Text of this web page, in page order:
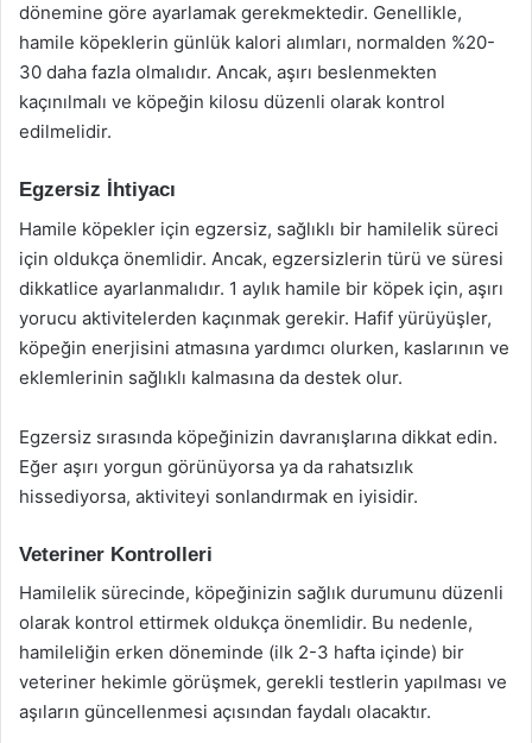
dönemine göre ayarlamak gerekmektedir. Genellikle,
hamile köpeklerin günlük kalori alımları, normalden %20-
30 daha fazla olmalıdır. Ancak, aşırı beslenmekten
kaçınılmalı ve köpeğin kilosu düzenli olarak kontrol
edilmelidir.
Egzersiz İhtiyacı
Hamile köpekler için egzersiz, sağlıklı bir hamilelik süreci
için oldukça önemlidir. Ancak, egzersizlerin türü ve süresi
dikkatlice ayarlanmalıdır. 1 aylık hamile bir köpek için, aşırı
yorucu aktivitelerden kaçınmak gerekir. Hafif yürüyüşler,
köpeğin enerjisini atmasına yardımcı olurken, kaslarının ve
eklemlerinin sağlıklı kalmasına da destek olur.
Egzersiz sırasında köpeğinizin davranışlarına dikkat edin.
Eğer aşırı yorgun görünüyorsa ya da rahatsızlık
hissediyorsa, aktiviteyi sonlandırmak en iyisidir.
Veteriner Kontrolleri
Hamilelik sürecinde, köpeğinizin sağlık durumunu düzenli
olarak kontrol ettirmek oldukça önemlidir. Bu nedenle,
hamileliğin erken döneminde (ilk 2-3 hafta içinde) bir
veteriner hekimle görüşmek, gerekli testlerin yapılması ve
aşıların güncellenmesi açısından faydalı olacaktır.